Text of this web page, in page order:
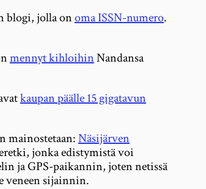
blogi, jolla onoma ISSN-numero.
mennyt kihloihinNandansa
kaupan päälle 15 gigatavun
mainostetaan:Näsijärven
jonka edistymistä voi
ja GPS-paikannin, joten netissä
veneen sijainnin.